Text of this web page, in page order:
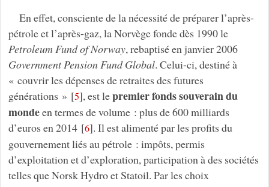
En effet, consciente de la nécessité de préparer l’après-
pétrole et l’après-gaz, la Norvège fonde dès 1990 le
Petroleum Fund of Norway, rebaptisé en janvier 2006
Government Pension Fund Global. Celui-ci, destiné à
« couvrir les dépenses de retraites des futures
générations » [5], est lepremier fonds souverain du
mondeen termes de volume : plus de 600 milliards
d’euros en 2014[6]. Il est alimenté par les profits du
gouvernement liés au pétrole : impôts, permis
d’exploitation et d’exploration, participation à des sociétés
telles que Norsk Hydro et Statoil. Par les choix